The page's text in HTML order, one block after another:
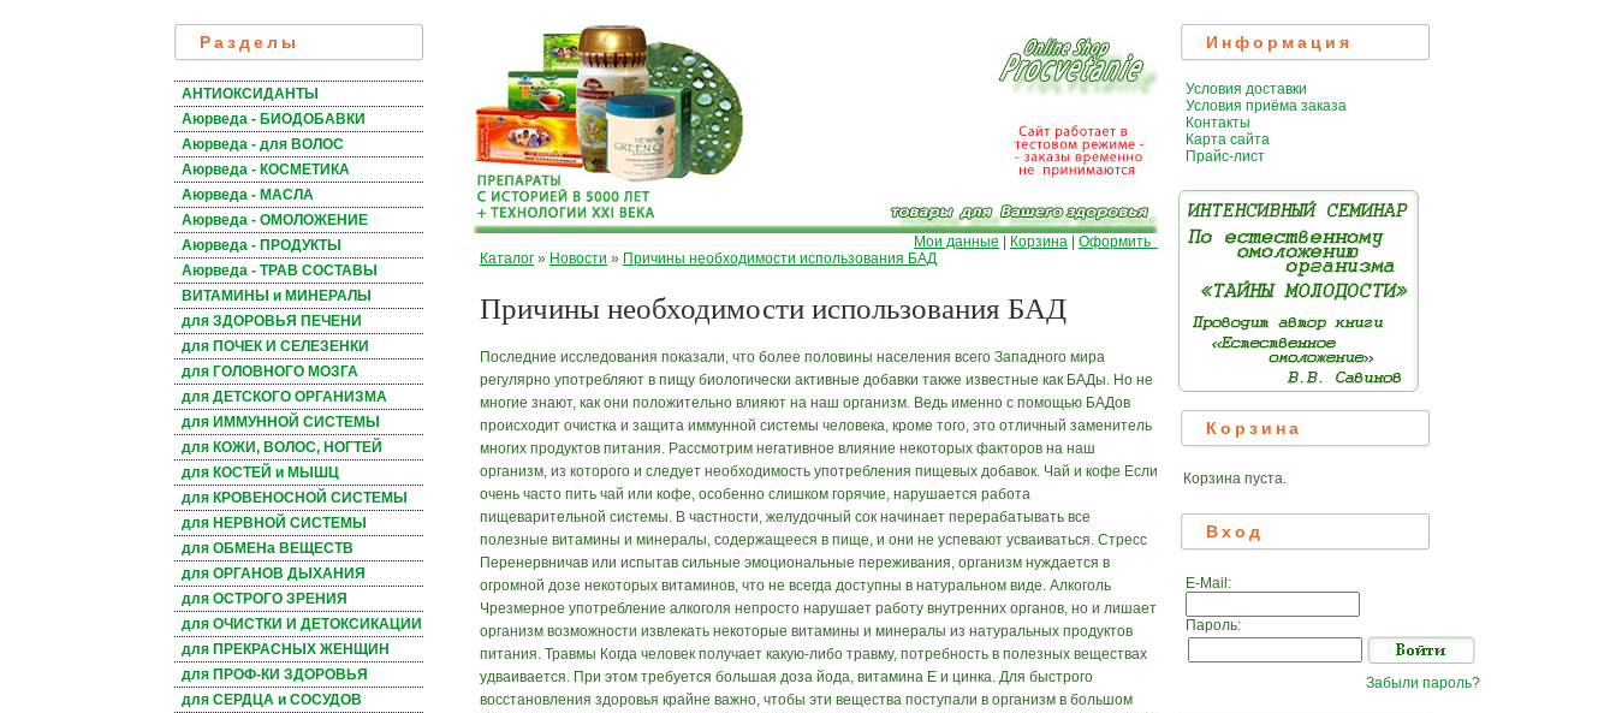
Разделы
АНТИОКСИДАНТЫ
Аюрведа - БИОДОБАВКИ
Аюрведа - для ВОЛОС
Аюрведа - КОСМЕТИКА
Аюрведа - МАСЛА
Аюрведа - ОМОЛОЖЕНИЕ
Аюрведа - ПРОДУКТЫ
Аюрведа - ТРАВ СОСТАВЫ
ВИТАМИНЫ и МИНЕРАЛЫ
для ЗДОРОВЬЯ ПЕЧЕНИ
для ПОЧЕК И СЕЛЕЗЕНКИ
для ГОЛОВНОГО МОЗГА
для ДЕТСКОГО ОРГАНИЗМА
для ИММУННОЙ СИСТЕМЫ
для КОЖИ, ВОЛОС, НОГТЕЙ
для КОСТЕЙ и МЫШЦ
для КРОВЕНОСНОЙ СИСТЕМЫ
для НЕРВНОЙ СИСТЕМЫ
для ОБМЕНа ВЕЩЕСТВ
для ОРГАНОВ ДЫХАНИЯ
для ОСТРОГО ЗРЕНИЯ
для ОЧИСТКИ И ДЕТОКСИКАЦИИ
для ПРЕКРАСНЫХ ЖЕНЩИН
для ПРОФ-КИ ЗДОРОВЬЯ
для СЕРДЦА и СОСУДОВ
Мои данные Корзина
Оформить
Каталог » Новости » Причины необходимости использования БАД
Причины необходимости использования БАД
Последние исследования показали, что более половины населения всего Западного мира
регулярно употребляют в пищу биологически активные добавки также известные как БАДы. Но не
многие знают, как они положительно влияют на наш организм. Ведь именно с помощью БАДов
происходит очистка и защита иммунной системы человека, кроме того, это отличный заменитель
многих продуктов питания. Рассмотрим негативное влияние некоторых факторов на наш
организм, из которого и следует необходимость употребления пищевых добавок. Чай и кофе Если
очень часто пить чай или кофе, особенно слишком горячие, нарушается работа
пищеварительной системы. В частности, желудочный сок начинает перерабатывать все
полезные витамины и минералы, содержащееся в пище, и они не успевают усваиваться. Стресс
Перенервничав или испытав сильные эмоциональные переживания, организм нуждается в
огромной дозе некоторых витаминов, что не всегда доступны в натуральном виде. Алкоголь
Чрезмерное употребление алкоголя непросто нарушает работу внутренних органов, но и лишает
организм возможности извлекать некоторые витамины и минералы из натуральных продуктов
питания. Травмы Когда человек получает какую-либо травму, потребность в полезных веществах
удваивается. При этом требуется большая доза йода, витамина Е и цинка. Для быстрого
восстановления здоровья крайне важно, чтобы эти вещества поступали в организм в большом
Информация
Условия доставки
Условия приёма заказа
Контакты
Карта сайта
Прайс-лист
Корзина
Корзина пуста.
Вход
E-Mail:
Пароль:
Забыли пароль?